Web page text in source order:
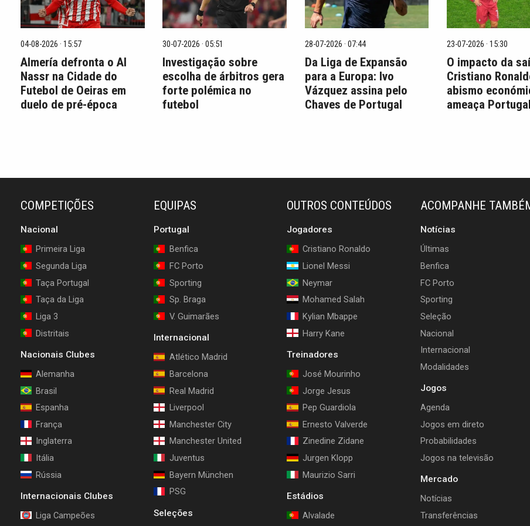
04-08-2026 · 15:57
Almería defronta o Al
Nassr na Cidade do
Futebol de Oeiras em
duelo de pré-época
30-07-2026 · 05:51
Investigação sobre
escolha de árbitros gera
forte polémica no
futebol
28-07-2026 · 07:44
Da Liga de Expansão
para a Europa: Ivo
Vázquez assina pelo
Chaves de Portugal
23-07-2026 · 15:30
O impacto da
Cristiano
abismo
ameaça Portugal
COMPETIÇÕES
Nacional
Primeira Liga
Segunda Liga
Taça Portugal
Taça da Liga
Liga 3
Distritais
Nacionais Clubes
Alemanha
Brasil
Espanha
França
Inglaterra
Itália
Rússia
Internacionais Clubes
Liga Campeões
EQUIPAS
Portugal
Benfica
FC Porto
Sporting
Sp. Braga
V. Guimarães
Internacional
Atlético Madrid
Barcelona
Real Madrid
Liverpool
Manchester City
Manchester United
Juventus
Bayern München
PSG
Seleções
OUTROS CONTEÚDOS
Jogadores
Cristiano Ronaldo
Lionel Messi
Neymar
Mohamed Salah
Kylian Mbappe
Harry Kane
Treinadores
José Mourinho
Jorge Jesus
Pep Guardiola
Ernesto Valverde
Zinedine Zidane
Jurgen Klopp
Maurizio Sarri
Estádios
Alvalade
ACOMPANHE
Notícias
Últimas
Benfica
FC Porto
Sporting
Seleção
Nacional
Internacional
Modalidades
Jogos
Agenda
Jogos em direto
Probabilidades
Jogos na televisão
Mercado
Notícias
Transferências